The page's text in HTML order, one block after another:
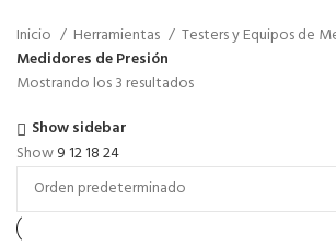
Inicio Herramientas
Testers y Equipos de
Medidores de Presión
Mostrando los 3 resultados
Show sidebar
Show9121824